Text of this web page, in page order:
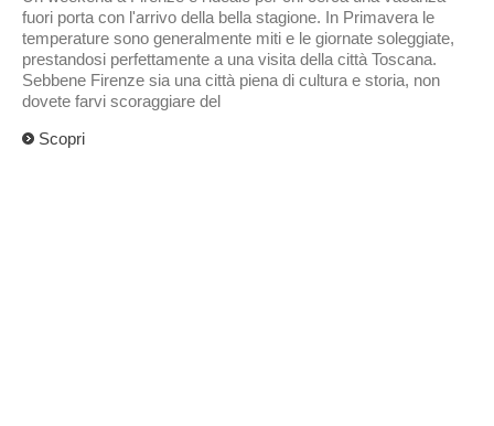
fuori porta con l'arrivo della bella stagione. In Primavera le
temperature sono generalmente miti e le giornate soleggiate,
prestandosi perfettamente a una visita della città Toscana.
Sebbene Firenze sia una città piena di cultura e storia, non
dovete farvi scoraggiare del
Scopri